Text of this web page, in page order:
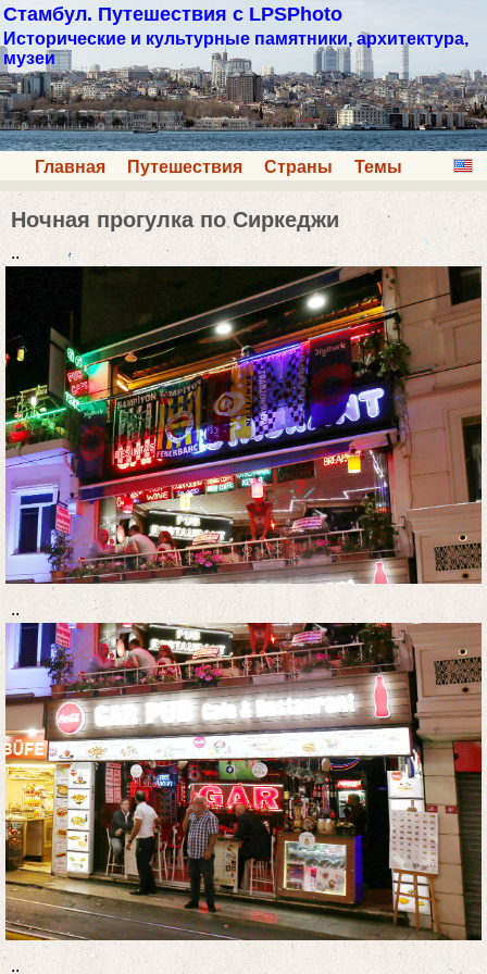
Стамбул. Путешествия с LPSPhoto
Исторические и культурные памятники, архитектура,
музеи
Главная Путешествия Страны Темы
Ночная прогулка по Сиркеджи
..
..
..